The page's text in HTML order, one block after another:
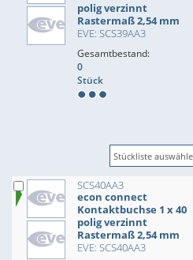
polig verzinnt
Rastermaß 2,54 mm
EVE: SCS39AA3
Gesamtbestand:
0
Stück
SCS40AA3
econ connect
Kontaktbuchse 1 x 40
polig verzinnt
Rastermaß 2,54 mm
EVE: SCS40AA3